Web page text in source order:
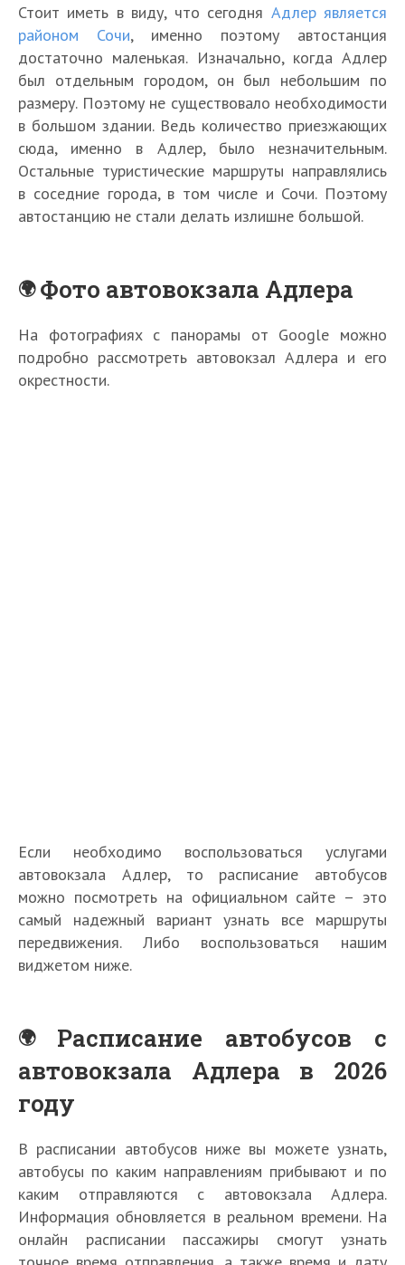
Стоит иметь в виду, что сегодня Адлер является
районом Сочи, именно поэтому автостанция
достаточно маленькая. Изначально, когда Адлер
был отдельным городом, он был небольшим по
размеру. Поэтому не существовало необходимости
в большом здании. Ведь количество приезжающих
сюда, именно в Адлер, было незначительным.
Остальные туристические маршруты направлялись
в соседние города, в том числе и Сочи. Поэтому
автостанцию не стали делать излишне большой.
Фото автовокзала Адлера
На фотографиях с панорамы от Google можно
подробно рассмотреть автовокзал Адлера и его
окрестности.
Если необходимо воспользоваться услугами
автовокзала Адлер, то расписание автобусов
можно посмотреть на официальном сайте – это
самый надежный вариант узнать все маршруты
передвижения. Либо воспользоваться нашим
виджетом ниже.
Расписание автобусов с
автовокзала Адлера в 2026
году
В расписании автобусов ниже вы можете узнать,
автобусы по каким направлениям прибывают и по
каким отправляются с автовокзала Адлера.
Информация обновляется в реальном времени. На
онлайн расписании пассажиры смогут узнать